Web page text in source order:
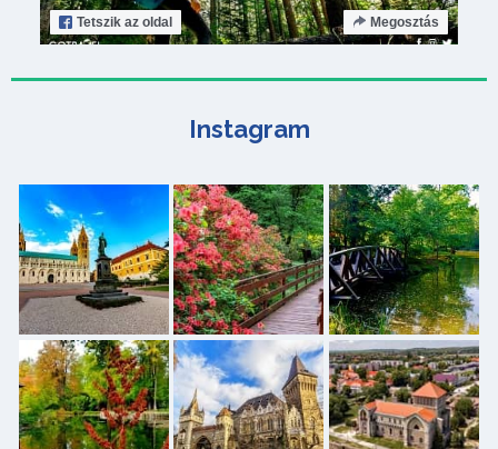
Tetszik az oldal Megosztás
Instagram